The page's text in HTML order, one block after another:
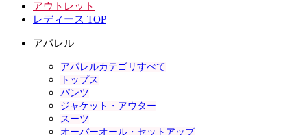
アウトレット
レディース TOP
アパレル
アパレルカテゴリすべて
トップス
パンツ
ジャケット・アウター
スーツ
オーバーオール・セットアップ